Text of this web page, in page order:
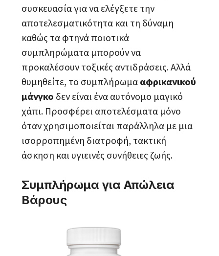
συσκευασία για να ελέγξετε την
αποτελεσματικότητα και τη δύναμη
καθώς τα φτηνά ποιοτικά
συμπληρώματα μπορούν να
προκαλέσουν τοξικές αντιδράσεις. Αλλά
θυμηθείτε, το συμπλήρωμα αφρικανικού
μάνγκο δεν είναι ένα αυτόνομο μαγικό
χάπι. Προσφέρει αποτελέσματα μόνο
όταν χρησιμοποιείται παράλληλα με μια
ισορροπημένη διατροφή, τακτική
άσκηση και υγιεινές συνήθειες ζωής.
Συμπλήρωμα για Απώλεια
Βάρους